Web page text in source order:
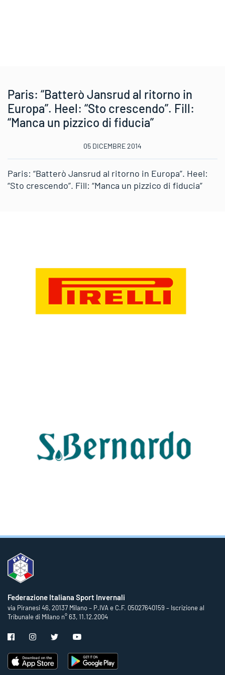
Paris: “Batterò Jansrud al ritorno in
Europa”. Heel: “Sto crescendo”. Fill:
“Manca un pizzico di fiducia”
05 DICEMBRE 2014
Paris: “Batterò Jansrud al ritorno in Europa”. Heel:
“Sto crescendo”. Fill: “Manca un pizzico di fiducia”
Federazione Italiana Sport Invernali
via Piranesi 46, 20137 Milano – P.IVA e C.F. 05027640159 – Iscrizione al
Tribunale di Milano n° 63, 11.12.2004